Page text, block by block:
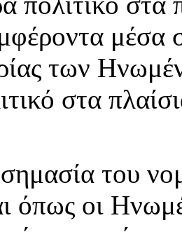
μέσα
των
στα
του
όπως οι